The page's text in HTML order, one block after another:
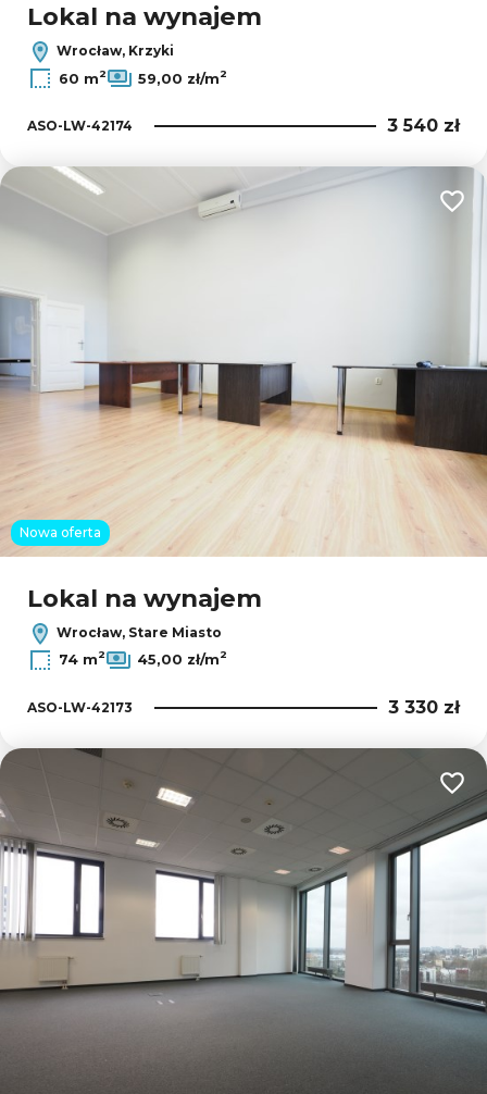
Lokal na wynajem
Wrocław, Krzyki
60 m2 59,00 zł/m2
ASO-LW-42174 3 540 zł
Nowa oferta
Lokal na wynajem
Wrocław, Stare Miasto
74 m2 45,00 zł/m2
ASO-LW-42173 3 330 zł